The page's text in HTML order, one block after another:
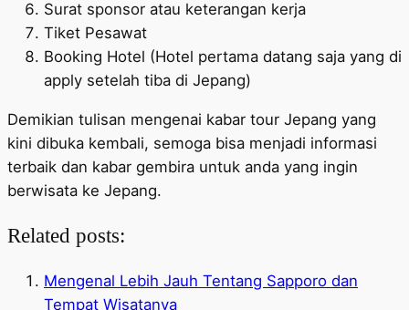
Surat sponsor atau keterangan kerja
Tiket Pesawat
Booking Hotel (Hotel pertama datang saja yang di
apply setelah tiba di Jepang)
Demikian tulisan mengenai kabar tour Jepang yang
kini dibuka kembali, semoga bisa menjadi informasi
terbaik dan kabar gembira untuk anda yang ingin
berwisata ke Jepang.
Related posts:
Mengenal Lebih Jauh Tentang Sapporo dan
Tempat Wisatanya